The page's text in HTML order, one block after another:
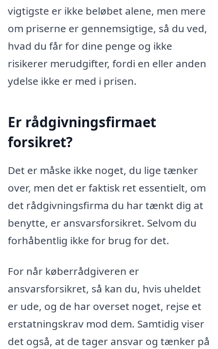
vigtigste er ikke beløbet alene, men mere
om priserne er gennemsigtige, så du ved,
hvad du får for dine penge og ikke
risikerer merudgifter, fordi en eller anden
ydelse ikke er med i prisen.
Er rådgivningsfirmaet
forsikret?
Det er måske ikke noget, du lige tænker
over, men det er faktisk ret essentielt, om
det rådgivningsfirma du har tænkt dig at
benytte, er ansvarsforsikret. Selvom du
forhåbentlig ikke for brug for det.
For når køberrådgiveren er
ansvarsforsikret, så kan du, hvis uheldet
er ude, og de har overset noget, rejse et
erstatningskrav mod dem. Samtidig viser
det også, at de tager ansvar og tænker på